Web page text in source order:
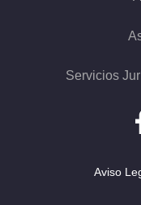
Servicios
Aviso